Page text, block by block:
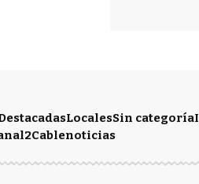
LocalesSin categoría
Cablenoticias